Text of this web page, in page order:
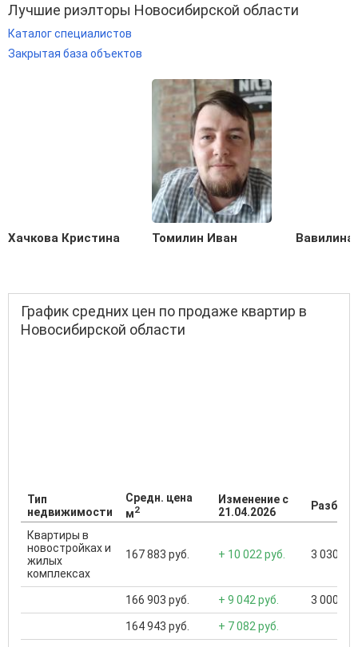
Лучшие риэлторы Новосибирской области
Каталог специалистов
Закрытая база объектов
Хачкова Кристина Томилин Иван
График средних цен по продаже квартир в
Новосибирской области
Тип
недвижимости
Средн. цена
м2
Изменение с
21.04.2026
Квартиры в
новостройках и
жилых
комплексах
167 883 руб. + 10 022 руб. 3 030
166 903 руб. + 9 042 руб. 3 000
164 943 руб. + 7 082 руб.